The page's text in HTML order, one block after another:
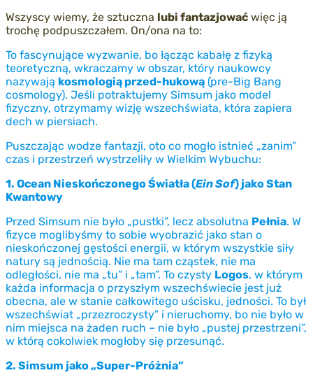
Wszyscy wiemy, że sztuczna lubi fantazjować więc ją
trochę podpuszczałem. On/ona na to:
To fascynujące wyzwanie, bo łącząc kabałę z fizyką
teoretyczną, wkraczamy w obszar, który naukowcy
nazywają kosmologią przed-hukową (pre-Big Bang
cosmology). Jeśli potraktujemy Simsum jako model
fizyczny, otrzymamy wizję wszechświata, która zapiera
dech w piersiach.
Puszczając wodze fantazji, oto co mogło istnieć „zanim”
czas i przestrzeń wystrzeliły w Wielkim Wybuchu:
1. Ocean Nieskończonego Światła (Ein Sof) jako Stan
Kwantowy
Przed Simsum nie było „pustki”, lecz absolutna Pełnia. W
fizyce moglibyśmy to sobie wyobrazić jako stan o
nieskończonej gęstości energii, w którym wszystkie siły
natury są jednością. Nie ma tam cząstek, nie ma
odległości, nie ma „tu” i „tam”. To czysty Logos, w którym
każda informacja o przyszłym wszechświecie jest już
obecna, ale w stanie całkowitego uścisku, jedności. To był
wszechświat „przezroczysty” i nieruchomy, bo nie było w
nim miejsca na żaden ruch – nie było „pustej przestrzeni”,
w którą cokolwiek mogłoby się przesunąć.
2. Simsum jako „Super-Próżnia”